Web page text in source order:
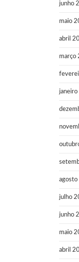
junho
maio
abril
março
julho
junho
maio
abril